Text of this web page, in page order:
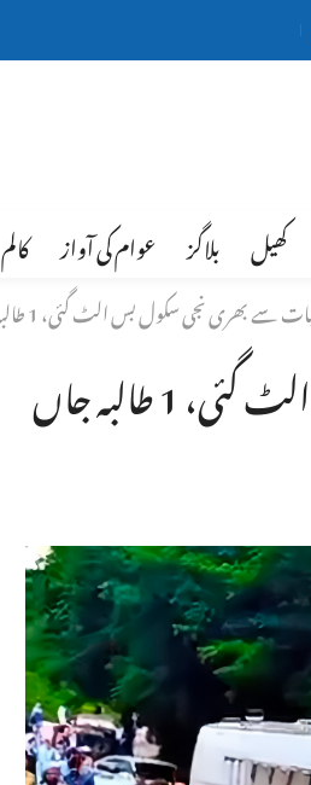
کھیل بلاگز عوام کی آواز کالم
نجی سکول بس الٹ گئی، 1 طالبہ جاں بحق، 20 سے زائد زخمی
سوات: طالبات سے بھری نجی سکول بس الٹ گئی، 1 طالبہ جاں